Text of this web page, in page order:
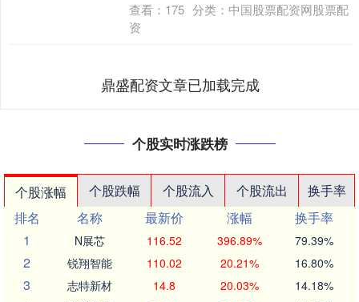
查看： 175 分类： 中国股票配资网股票配
资
鼎盛配资文章已加载完成
个股实时涨跌榜
个股涨幅 个股跌幅 个股流入 个股流出
换手率
排名
名称 最新价 涨幅
换手率
1
N展芯 116.52 396.89% 79.39%
2 锐翔智能 110.02 20.21% 16.80%
3 志特新材 14.8 20.03% 14.18%